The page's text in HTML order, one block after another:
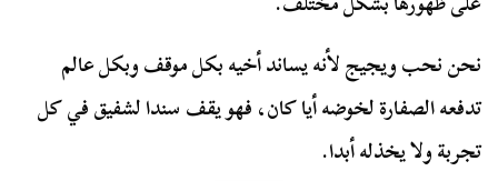
نحن نحب ويجيج لأنه يساند أخيه بكل موقف وبكل عالم
تدفعه الصفارة لخوضه أيا كان، فهو يقف سندا لشفيق في كل
تجربة ولا يخذله أبدا.